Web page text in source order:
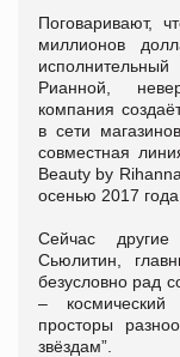
Поговаривают,
миллионов
Рианной,
компания
в сети
совместная
Beauty by
осенью 2017 года.
Сейчас
Сьюлитин,
безусловно рад
–
просторы
звёздам”.